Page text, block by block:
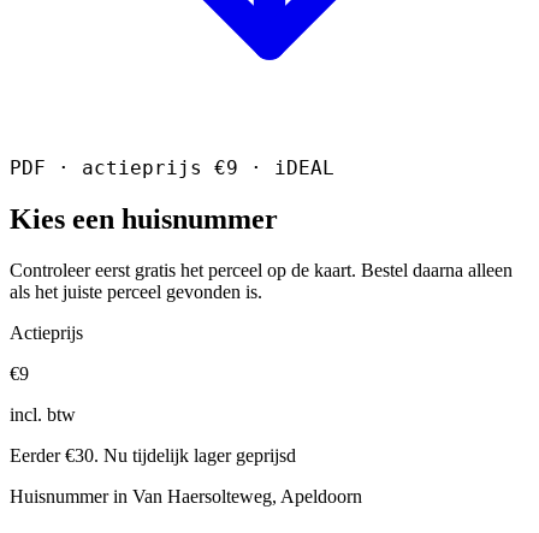
PDF · actieprijs €9 · iDEAL
Kies een huisnummer
Controleer eerst gratis het perceel op de kaart. Bestel daarna alleen
als het juiste perceel gevonden is.
Actieprijs
€9
incl. btw
Eerder €30. Nu tijdelijk lager geprijsd
Huisnummer in Van Haersolteweg, Apeldoorn